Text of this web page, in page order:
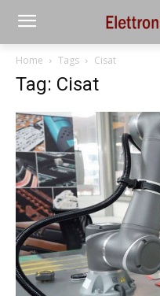
Home Tags Cisat
Tag: Cisat